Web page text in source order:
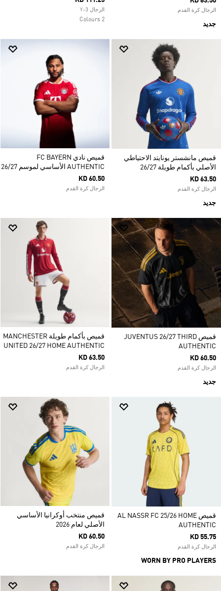
الرجال كرة القدم
جديد
الرجال Y-3
2 Colours
قميص مانشستر يونايتد الاحتياطي
الأصلي بأكمام طويلة 26/27
KD 63.50
الرجال كرة القدم
جديد
قميص نادي FC BAYERN
AUTHENTIC الأساسي لموسم 26/27
KD 60.50
الرجال كرة القدم
قميص JUVENTUS 26/27 THIRD
AUTHENTIC
KD 60.50
الرجال كرة القدم
جديد
قميص بأكمام طويلة MANCHESTER
UNITED 26/27 HOME AUTHENTIC
KD 63.50
الرجال كرة القدم
قميص AL NASSR FC 25/26 HOME
AUTHENTIC
KD 55.75
الرجال كرة القدم
WORN BY PRO PLAYERS
قميص منتخب أوكرانيا الأساسي
الأصلي لعام 2026
KD 60.50
الرجال كرة القدم